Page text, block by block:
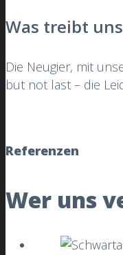
Was treibt
Die Neugier, mit
but not last – die
Referenzen
Wer uns